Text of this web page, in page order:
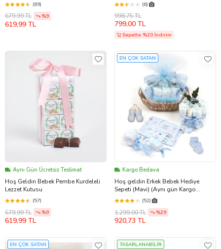
(89)
679,99 TL %9
619,99 TL
(6)
998,75 TL
799,00 TL
Sepette %20 İndirim
Aynı Gün Ücretsiz Teslimat
Hoş Geldin Bebek Pembe Kurdeleli
Lezzet Kutusu
(57)
679,99 TL %9
619,99 TL
EN ÇOK SATAN
Kargo Bedava
Hoş geldin Erkek Bebek Hediye
Sepeti (Mavi) (Aynı gün Kargo
İmkanı)
(52)
1.299,00 TL %29
920,73 TL
EN ÇOK SATAN TASARLANABİLİR